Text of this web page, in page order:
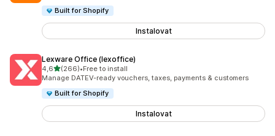
Built for Shopify
Instalovat
Lexware Office (lexoffice)
4,6z 5 hvězd
(266)
Celkový počet recenzí: 266
•Free to install
Manage DATEV-ready vouchers, taxes, payments & customers
Built for Shopify
Instalovat